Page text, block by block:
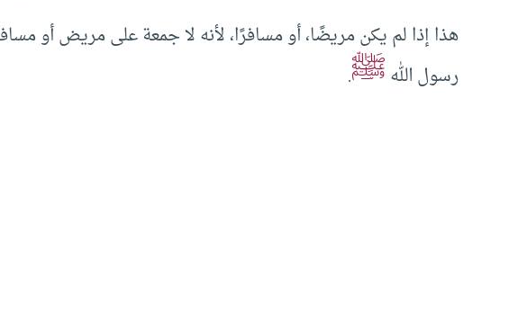
هذا إذا لم يكن مريضًا، أو مسافرًا، لأنه لا جمعة على مريض أو
رسول اللهﷺ.